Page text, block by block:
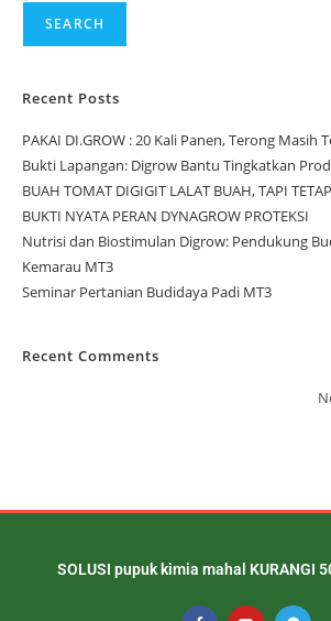
SEARCH
Recent Posts
PAKAI DI.GROW : 20 Kali Panen, Terong Masih
Bukti Lapangan: Digrow Bantu Tingkatkan
BUAH TOMAT DIGIGIT LALAT BUAH, TAPI
BUKTI NYATA PERAN DYNAGROW PROTEKSI
Nutrisi dan Biostimulan Digrow: Pendukung
Kemarau MT3
Seminar Pertanian Budidaya Padi MT3
Recent Comments
SOLUSI pupuk kimia mahal KURANGI